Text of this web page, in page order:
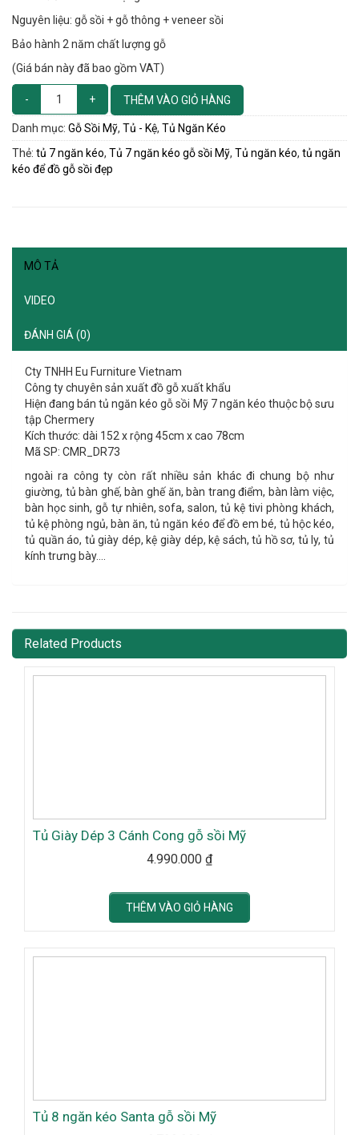
Nguyên liệu: gỗ sồi + gỗ thông + veneer sồi
Bảo hành 2 năm chất lượng gỗ
(Giá bán này đã bao gồm VAT)
THÊM VÀO GIỎ HÀNG
Danh mục: Gỗ Sồi Mỹ, Tủ - Kệ, Tủ Ngăn Kéo
Thẻ: tủ 7 ngăn kéo, Tủ 7 ngăn kéo gỗ sồi Mỹ, Tủ ngăn kéo, tủ ngăn
kéo để đồ gỗ sồi đẹp
MÔ TẢ
VIDEO
ĐÁNH GIÁ (0)
Cty TNHH Eu Furniture Vietnam
Công ty chuyên sản xuất đồ gỗ xuất khẩu
Hiện đang bán tủ ngăn kéo gỗ sồi Mỹ 7 ngăn kéo thuộc bộ sưu
tập Chermery
Kích thước: dài 152 x rộng 45cm x cao 78cm
Mã SP: CMR_DR73
ngoài ra công ty còn rất nhiều sản khác đi chung bộ như
giường, tủ bàn ghế, bàn ghế ăn, bàn trang điểm, bàn làm việc,
bàn học sinh, gỗ tự nhiên, sofa, salon, tủ kệ tivi phòng khách,
tủ kệ phòng ngủ, bàn ăn, tủ ngăn kéo để đồ em bé, tủ hộc kéo,
tủ quần áo, tủ giày dép, kệ giày dép, kệ sách, tủ hồ sơ, tủ ly, tủ
kính trưng bày….
Related Products
Tủ Giày Dép 3 Cánh Cong gỗ sồi Mỹ
4.990.000 ₫
THÊM VÀO GIỎ HÀNG
Tủ 8 ngăn kéo Santa gỗ sồi Mỹ